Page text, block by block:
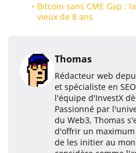
Bitcoin sans CME Gap :
vieux de 8 ans
Thomas
Rédacteur web
et spécialiste en
l'équipe d'InvestX
Passionné par
du Web3, Thomas
d'offrir un
de les initier au